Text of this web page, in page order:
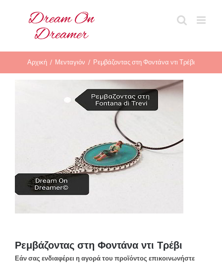
Αρχική Μενταγιόν Ρεμβάζοντας στη Φοντάνα ντι Τρέβι
Ρεμβάζοντας στη Φοντάνα ντι Τρέβι
Εάν σας ενδιαφέρει η αγορά του προϊόντος επικοινωνήστε